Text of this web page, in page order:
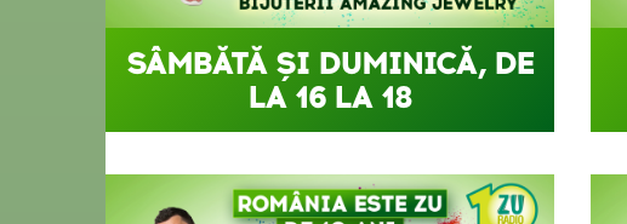
SÂMBĂTĂ ȘI DUMINICĂ, DE
LA 16 LA 18